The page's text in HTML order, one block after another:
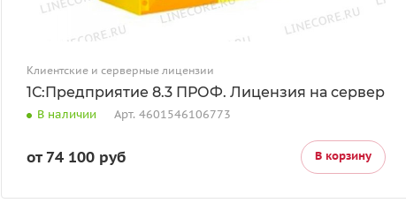
Клиентские и серверные лицензии
1С:Предприятие 8.3 ПРОФ. Лицензия на сервер
В наличии Арт. 4601546106773
от 74 100 руб В корзину